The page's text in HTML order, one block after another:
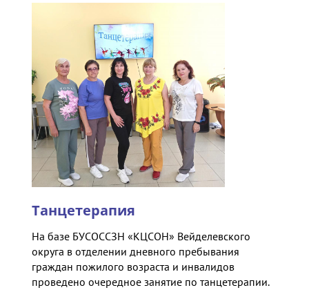
Танцетерапия
На базе БУСОССЗН «КЦСОН» Вейделевского
округа в отделении дневного пребывания
граждан пожилого возраста и инвалидов
проведено очередное занятие по танцетерапии.